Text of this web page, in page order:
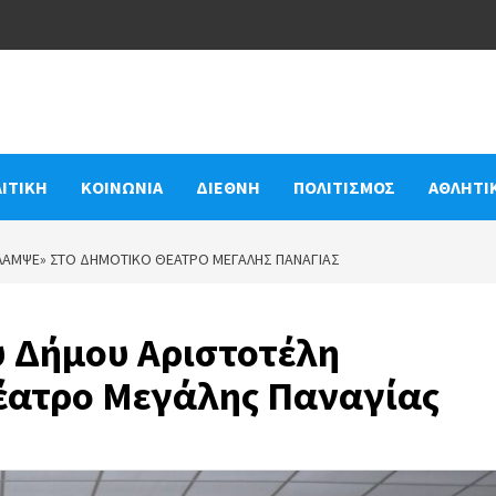
ΚΟΙΝΩΝΙΑ ΔΙΕΘΝΗ ΠΟΛΙΤΙΣΜΟΣ
ΣΤΟ ΔΗΜΟΤΙΚΌ ΘΈΑΤΡΟ ΜΕΓΆΛΗΣ ΠΑΝΑΓΊΑΣ
Αριστοτέλη
Μεγάλης Παναγίας